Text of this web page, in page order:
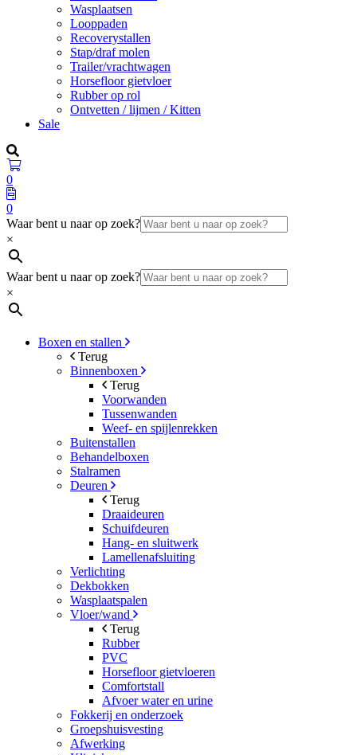
Wasplaatsen
Looppaden
Recoverystallen
Stap/draf molen
Trailer/vrachtwagen
Horsefloor gietvloer
Rubber op rol
Ontvetten / lijmen / Kitten
Sale
0
0
Waar bent u naar op zoek?
×
Waar bent u naar op zoek?
×
Boxen en stallen
Terug
Binnenboxen
Terug
Voorwanden
Tussenwanden
Weef- en spijlenrekken
Buitenstallen
Behandelboxen
Stalramen
Deuren
Terug
Draaideuren
Schuifdeuren
Hang- en sluitwerk
Lamellenafsluiting
Verlichting
Dekbokken
Wasplaatspalen
Vloer/wand
Terug
Rubber
PVC
Horsefloor gietvloeren
Comfortstall
Afvoer water en urine
Fokkerij en onderzoek
Groepshuisvesting
Afwerking